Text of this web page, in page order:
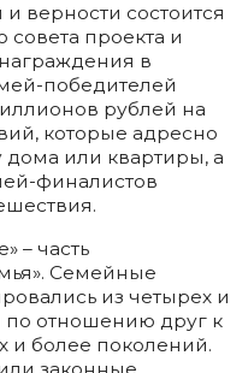
верности состоится
проекта и
в
победителей
рублей на
которые адресно
дома или квартиры, а
финалистов
– часть
Семейные
из четырех и
по отношению друг к
и более поколений.